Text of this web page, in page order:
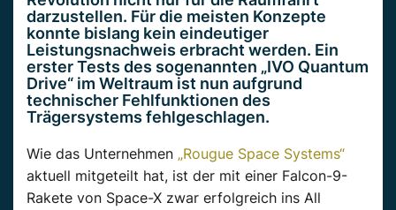
darzustellen. Für die meisten Konzepte
konnte bislang kein eindeutiger
Leistungsnachweis erbracht werden. Ein
erster Tests des sogenannten „IVO Quantum
Drive“ im Weltraum ist nun aufgrund
technischer Fehlfunktionen des
Trägersystems fehlgeschlagen.
Wie das Unternehmen „Rougue Space Systems“
aktuell mitgeteilt hat, ist der mit einer Falcon-9-
Rakete von Space-X zwar erfolgreich ins All